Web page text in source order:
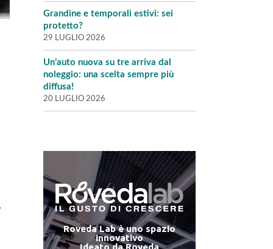
Grandine e temporali estivi: sei
protetto?
29 LUGLIO 2026
Un’auto nuova su tre arriva dal
noleggio: una scelta sempre più
diffusa!
20 LUGLIO 2026
Roveda Lab è uno spazio
innovativo
Ideato da Roveda